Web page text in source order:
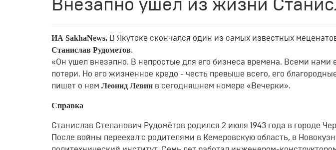
Внезапно ушел из жизни
ИА SakhaNews. В Якутске скончался один из самых известных
Станислав Рудометов.
«Он ушел внезапно. В непростые для его бизнеса времена. Всеми
потери. Но его жизненное кредо - честь превыше всего, его
пишет о нем Леонид Левин в сегодняшнем номере «Вечерки».
Справка
Станислав Степанович Рудомётов родился 2 июля 1943 года в городе
После войны переехал с родителями в Кемеровскую область, в